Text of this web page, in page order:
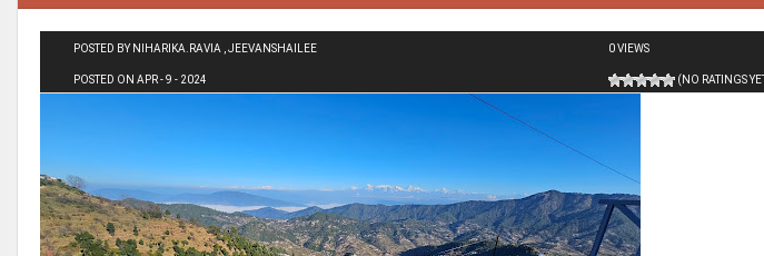
POSTED BY NIHARIKA.RAVIA , JEEVANSHAILEE
POSTED ON APR - 9 - 2024
0 VIEWS
(NO RATINGS